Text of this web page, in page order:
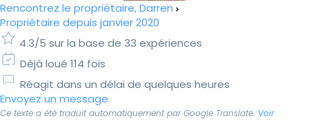
Rencontrez le propriétaire, Darren
Propriétaire depuis janvier 2020
4.3/5 sur la base de 33 expériences
Déjà loué 114 fois
Réagit dans un délai de quelques heures
Envoyez un message
Ce texte a été traduit automatiquement par Google Translate. Voir